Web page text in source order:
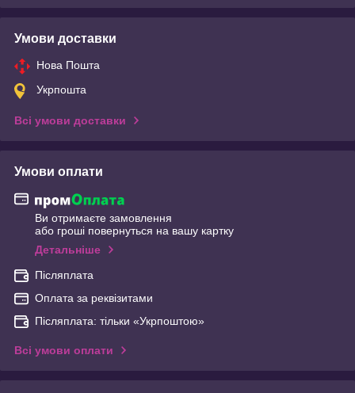
Умови доставки
Нова Пошта
Укрпошта
Всі умови доставки
Умови оплати
Ви отримаєте замовлення
або гроші повернуться на вашу картку
Детальніше
Післяплата
Оплата за реквізитами
Післяплата: тільки «Укрпоштою»
Всі умови оплати